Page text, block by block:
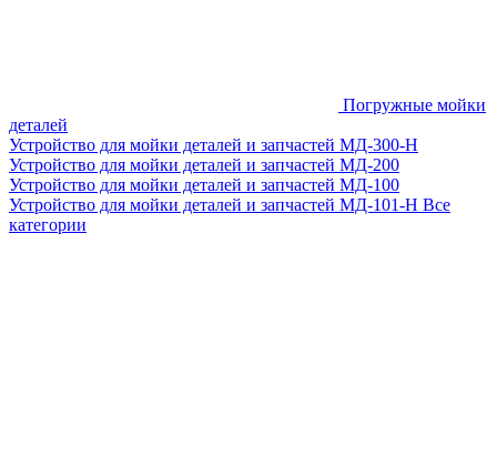
Погружные мойки
деталей
Устройство для мойки деталей и запчастей МД-300-H
Устройство для мойки деталей и запчастей МД-200
Устройство для мойки деталей и запчастей МД-100
Устройство для мойки деталей и запчастей МД-101-Н Все
категории